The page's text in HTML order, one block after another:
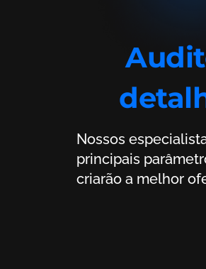
Nossos especialistas analisarão os
principais
criarão a melhor